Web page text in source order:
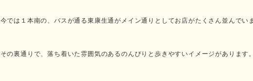
今では１本南の、バスが通る東康生通がメイン通りとしてお店がたくさん並んでい
その裏通りで、落ち着いた雰囲気のあるのんびりと歩きやすいイメージがあります